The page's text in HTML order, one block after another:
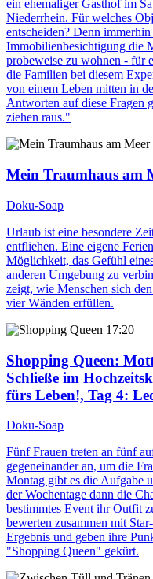
ein ehemaliger Gasthof im
Niederrhein. Für welches
entscheiden? Denn
Immobilienbesichtigung die
probeweise zu wohnen - für
die Familien bei diesem
von einem Leben mitten in
Antworten auf diese Fragen
ziehen raus."
Mein Traumhaus am
Doku-Soap
Urlaub ist eine besondere
entfliehen. Eine eigene
Möglichkeit, das Gefühl
anderen Umgebung zu
zeigt, wie Menschen sich
vier Wänden erfüllen.
17:20
Shopping Queen:
Schließe im
fürs Leben!, Tag 4:
Doku-Soap
Fünf Frauen treten an fünf
gegeneinander an, um die
Montag gibt es die Aufgabe
der Wochentage dann die
bestimmtes Event ihr Outfit
bewerten zusammen mit
Ergebnis und geben ihre
"Shopping Queen" gekürt.